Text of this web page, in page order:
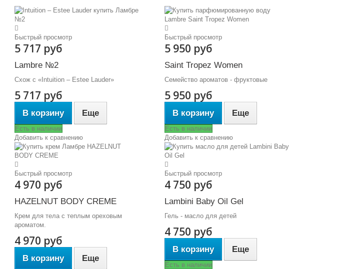
Быстрый просмотр
5 717 руб
Lambre №2
Схож с «Intuition – Estee Lauder»
5 717 руб
В корзину Еще
Есть в наличии
Добавить к сравнению
Быстрый просмотр
5 950 руб
Saint Tropez Women
Семейство ароматов - фруктовые
5 950 руб
В корзину Еще
Есть в наличии
Добавить к сравнению
Быстрый просмотр
4 970 руб
HAZELNUT BODY CREME
Крем для тела с теплым ореховым
ароматом.
4 970 руб
В корзину Еще
Быстрый просмотр
4 750 руб
Lambini Baby Oil Gel
Гель - масло для детей
4 750 руб
В корзину Еще
Есть в наличии